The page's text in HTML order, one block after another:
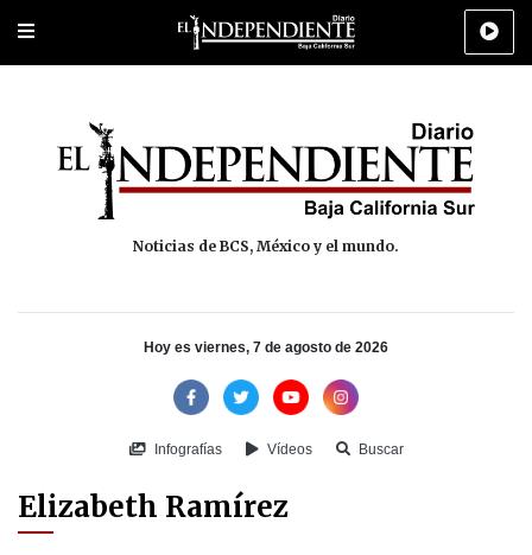
Portada Los Cabos Policiaca Deportes Cultura
Noticias de BCS, México y el mundo.
Hoy es viernes, 7 de agosto de 2026
Infografías Vídeos Buscar
Elizabeth Ramírez